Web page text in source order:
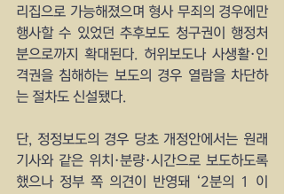
리집으로 가능해졌으며 형사 무죄의 경우에만
행사할 수 있었던 추후보도 청구권이 행정처
분으로까지 확대된다. 허위보도나 사생활·인
격권을 침해하는 보도의 경우 열람을 차단하
는 절차도 신설됐다.
단, 정정보도의 경우 당초 개정안에서는 원래
기사와 같은 위치·분량·시간으로 보도하도록
했으나 정부 쪽 의견이 반영돼 ‘2분의 1 이